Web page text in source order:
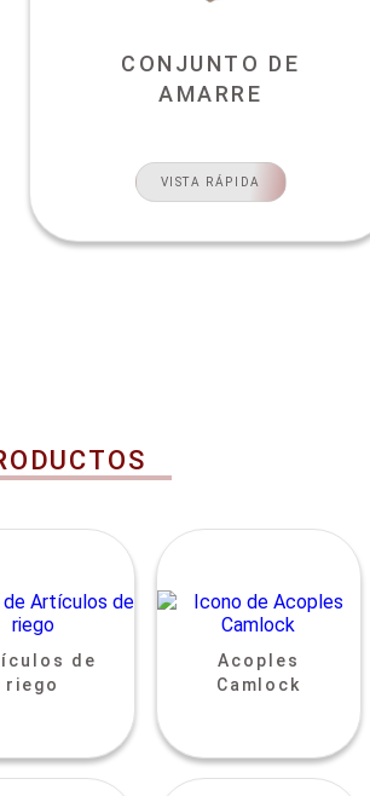
CONJUNTO DE
AMARRE
VISTA RÁPIDA
de
riego
Acoples
Camlock